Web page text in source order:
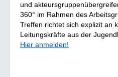
und
360° im Rahmen des
Treffen richtet sich explizit an
Leitungskräfte aus der
Hier anmelden!